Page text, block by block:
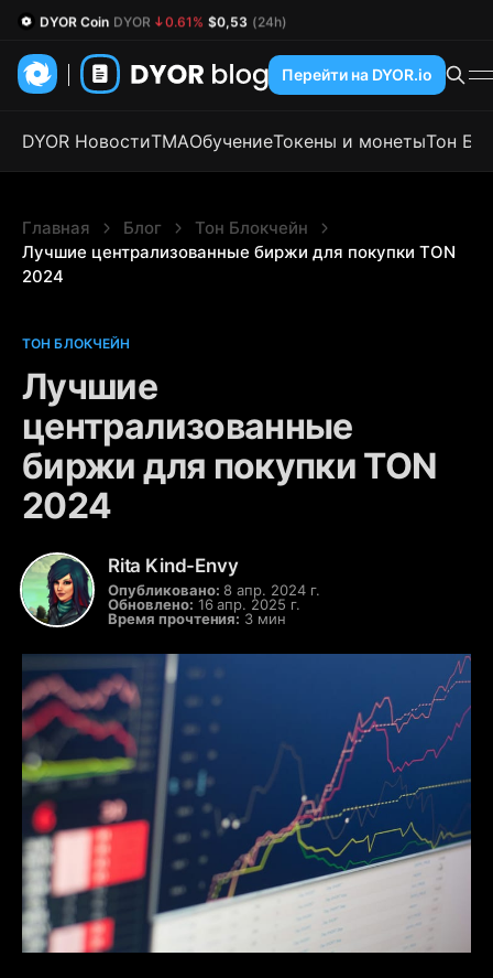
DYOR Coin DYOR 0.61% $0,53 (24h)
Перейти на DYOR.io
DYOR НовостиTMAОбучениеТокены и монетыТон
Главная Блог
Тон Блокчейн
Лучшие централизованные биржи для покупки TON
2024
ТОН БЛОКЧЕЙН
Лучшие
централизованные
биржи для покупки TON
2024
Rita Kind-Envy
Опубликовано: 8 апр. 2024 г.
Обновлено: 16 апр. 2025 г.
Время прочтения: 3 мин